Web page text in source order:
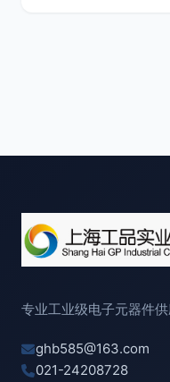
专业工业级电子元器件
ghb585@163.com
021-24208728